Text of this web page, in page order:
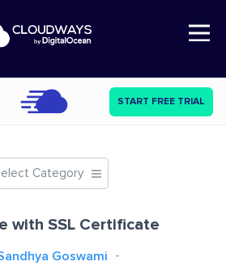
Open Nav
START FREE TRIAL
Category
with SSL Certificate
Goswami